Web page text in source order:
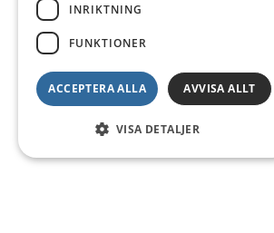
INRIKTNING
FUNKTIONER
ACCEPTERA ALLA AVVISA ALLT
VISA DETALJER